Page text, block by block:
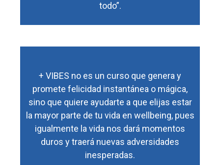
todo”.
+ VIBES no es un curso que genera y
promete felicidad instantánea o mágica,
sino que quiere ayudarte a que elijas estar
la mayor parte de tu vida en wellbeing, pues
igualmente la vida nos dará momentos
duros y traerá nuevas adversidades
inesperadas.